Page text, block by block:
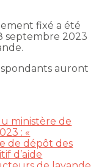
fixé a été
septembre 2023
auront
ministère de
: «
de dépôt des
d’aide